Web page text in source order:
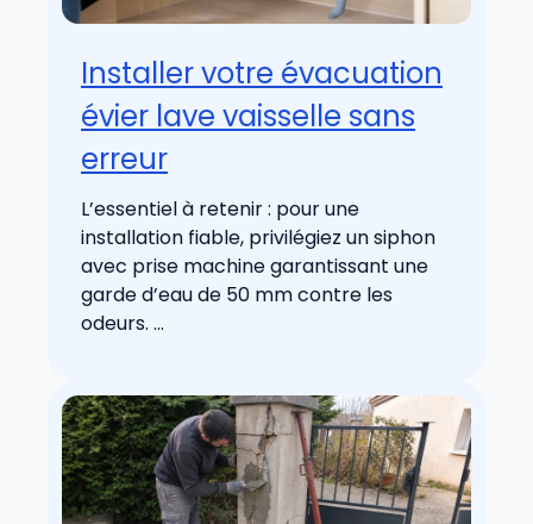
Installer votre évacuation
évier lave vaisselle sans
erreur
L’essentiel à retenir : pour une
installation fiable, privilégiez un siphon
avec prise machine garantissant une
garde d’eau de 50 mm contre les
odeurs. ...